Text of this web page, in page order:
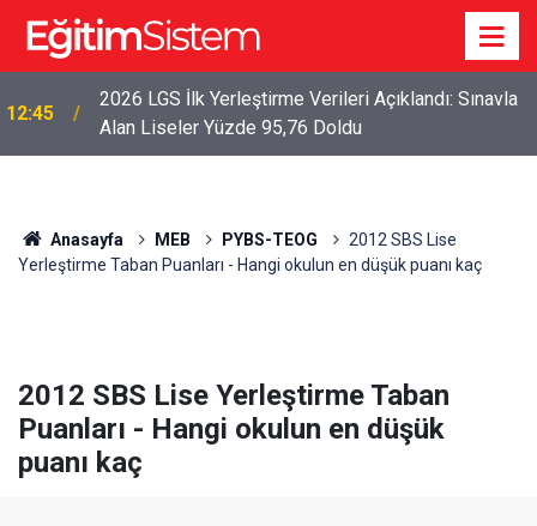
12:45
2026 LGS İlk Yerleştirme Verileri Açıklandı: Sınavla
Alan Liseler Yüzde 95,76 Doldu
Anasayfa MEB PYBS-TEOG
2012 SBS Lise
Yerleştirme Taban Puanları - Hangi okulun en düşük puanı kaç
2012 SBS Lise Yerleştirme Taban
Puanları - Hangi okulun en düşük
puanı kaç